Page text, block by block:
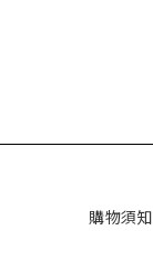
購物須知